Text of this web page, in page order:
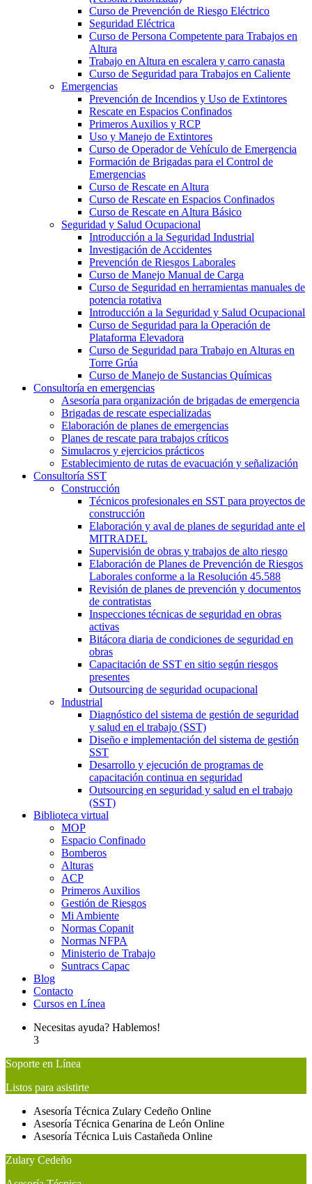
Curso de Prevención de Riesgo Eléctrico
Seguridad Eléctrica
Curso de Persona Competente para Trabajos en
Altura
Trabajo en Altura en escalera y carro canasta
Curso de Seguridad para Trabajos en Caliente
Emergencias
Prevención de Incendios y Uso de Extintores
Rescate en Espacios Confinados
Primeros Auxilios y RCP
Uso y Manejo de Extintores
Curso de Operador de Vehículo de Emergencia
Formación de Brigadas para el Control de
Emergencias
Curso de Rescate en Altura
Curso de Rescate en Espacios Confinados
Curso de Rescate en Altura Básico
Seguridad y Salud Ocupacional
Introducción a la Seguridad Industrial
Investigación de Accidentes
Prevención de Riesgos Laborales
Curso de Manejo Manual de Carga
Curso de Seguridad en herramientas manuales de
potencia rotativa
Introducción a la Seguridad y Salud Ocupacional
Curso de Seguridad para la Operación de
Plataforma Elevadora
Curso de Seguridad para Trabajo en Alturas en
Torre Grúa
Curso de Manejo de Sustancias Químicas
Consultoría en emergencias
Asesoría para organización de brigadas de emergencia
Brigadas de rescate especializadas
Elaboración de planes de emergencias
Planes de rescate para trabajos críticos
Simulacros y ejercicios prácticos
Establecimiento de rutas de evacuación y señalización
Consultoría SST
Construcción
Técnicos profesionales en SST para proyectos de
construcción
Elaboración y aval de planes de seguridad ante el
MITRADEL
Supervisión de obras y trabajos de alto riesgo
Elaboración de Planes de Prevención de Riesgos
Laborales conforme a la Resolución 45.588
Revisión de planes de prevención y documentos
de contratistas
Inspecciones técnicas de seguridad en obras
activas
Bitácora diaria de condiciones de seguridad en
obras
Capacitación de SST en sitio según riesgos
presentes
Outsourcing de seguridad ocupacional
Industrial
Diagnóstico del sistema de gestión de seguridad
y salud en el trabajo (SST)
Diseño e implementación del sistema de gestión
SST
Desarrollo y ejecución de programas de
capacitación continua en seguridad
Outsourcing en seguridad y salud en el trabajo
(SST)
Biblioteca virtual
MOP
Espacio Confinado
Bomberos
Alturas
ACP
Primeros Auxilios
Gestión de Riesgos
Mi Ambiente
Normas Copanit
Normas NFPA
Ministerio de Trabajo
Suntracs Capac
Blog
Contacto
Cursos en Línea
Necesitas ayuda? Hablemos!
3
Soporte en Línea
Listos para asistirte
Asesoría Técnica Zulary Cedeño Online
Asesoría Técnica Genarina de León Online
Asesoría Técnica Luis Castañeda Online
Zulary Cedeño